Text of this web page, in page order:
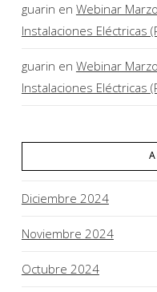
guarin en Webinar
Instalaciones Eléctricas
guarin en Webinar
Instalaciones Eléctricas
Diciembre 2024
Noviembre 2024
Octubre 2024